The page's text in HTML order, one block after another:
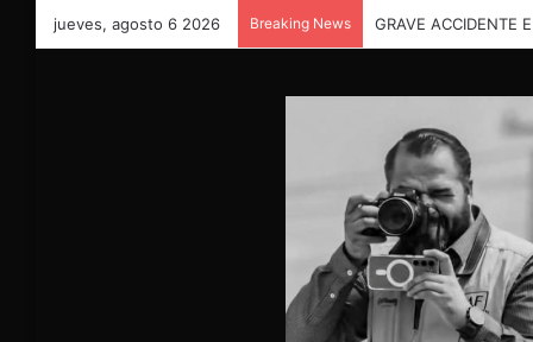
jueves, agosto 6 2026 Breaking News ALERTA EN